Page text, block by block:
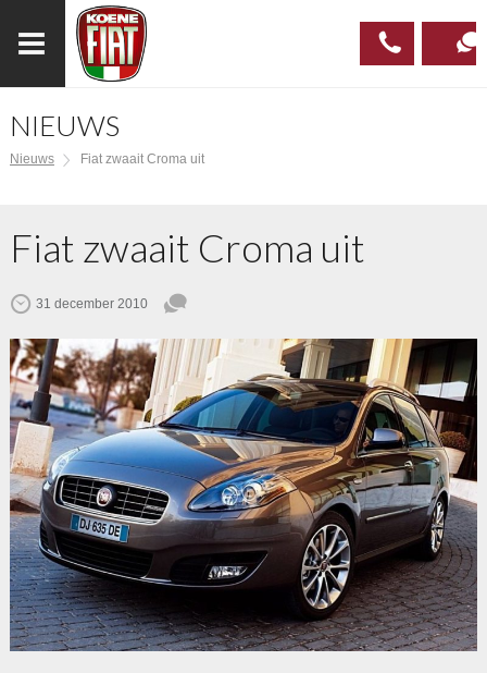
NIEUWS
Nieuws Fiat zwaait Croma uit
Fiat zwaait Croma uit
31 december 2010